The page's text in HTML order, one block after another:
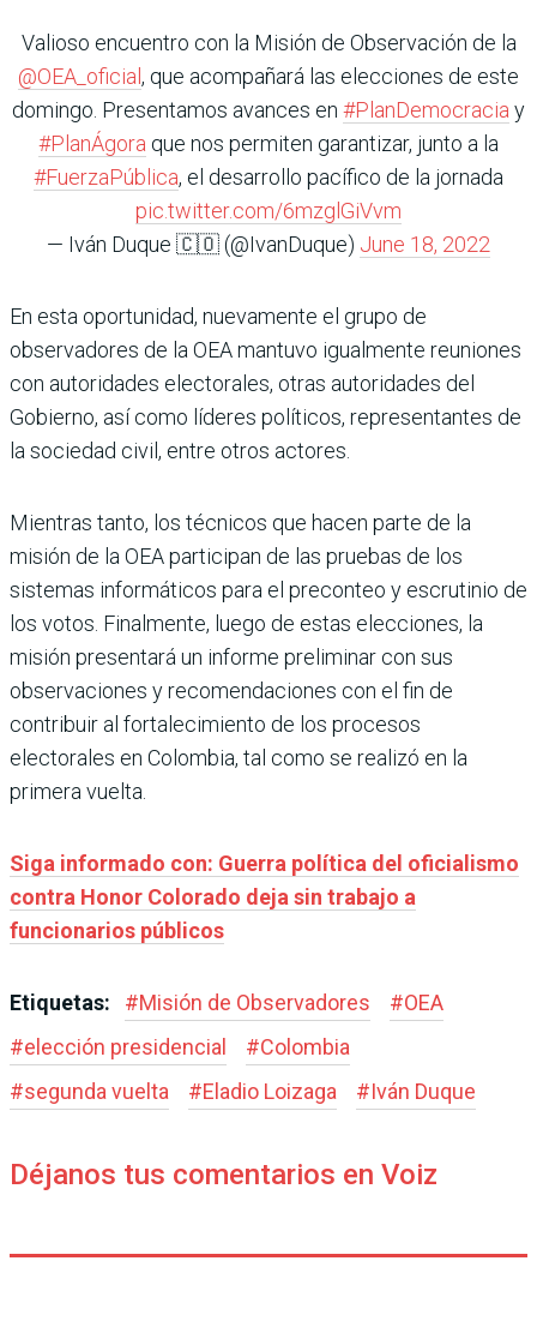
Valioso encuentro con la Misión de Observación de la
@OEA_oficial , que acompañará las elecciones de este
domingo. Presentamos avances en #PlanDemocracia y
#PlanÁgora que nos permiten garantizar, junto a la
#FuerzaPública, el desarrollo pacífico de la jornada
pic.twitter.com/6mzglGiVvm
— Iván Duque 🇨🇴 (@IvanDuque) June 18, 2022
En esta oportunidad, nuevamente el grupo de
observadores de la OEA mantuvo igualmente reuniones
con autoridades electorales, otras autoridades del
Gobierno, así como líderes políticos, representantes de
la sociedad civil, entre otros actores.
Mientras tanto, los técnicos que hacen parte de la
misión de la OEA participan de las pruebas de los
sistemas informáticos para el preconteo y escrutinio de
los votos. Finalmente, luego de estas elecciones, la
misión presentará un informe preliminar con sus
observaciones y recomendaciones con el fin de
contribuir al fortalecimiento de los procesos
electorales en Colombia, tal como se realizó en la
primera vuelta.
Siga informado con: Guerra política del oficialismo
contra Honor Colorado deja sin trabajo a
funcionarios públicos
Etiquetas: #Misión de Observadores #OEA
#elección presidencial #Colombia
#segunda vuelta #Eladio Loizaga #Iván Duque
Déjanos tus comentarios en Voiz